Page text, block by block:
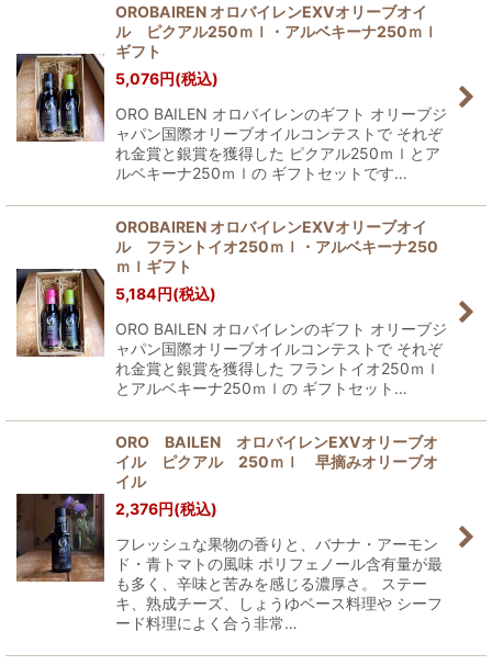
OROBAIREN オロバイレンEXVオリーブオイ
ル ピクアル250ｍｌ・アルベキーナ250ｍｌ
ギフト
5,076円(税込)
ORO BAILEN オロバイレンのギフト オリーブジ
ャパン国際オリーブオイルコンテストで それぞ
れ金賞と銀賞を獲得した ピクアル250ｍｌとア
ルベキーナ250ｍｌの ギフトセットです…
OROBAIREN オロバイレンEXVオリーブオイ
ル フラントイオ250ｍｌ・アルベキーナ250
ｍｌギフト
5,184円(税込)
ORO BAILEN オロバイレンのギフト オリーブジ
ャパン国際オリーブオイルコンテストで それぞ
れ金賞と銀賞を獲得した フラントイオ250ｍｌ
とアルベキーナ250ｍｌの ギフトセット…
ORO BAILEN オロバイレンEXVオリーブオ
イル ピクアル 250ｍｌ 早摘みオリーブオ
イル
2,376円(税込)
フレッシュな果物の香りと、バナナ・アーモン
ド・青トマトの風味 ポリフェノール含有量が最
も多く、辛味と苦みを感じる濃厚さ。 ステー
キ、熟成チーズ、しょうゆベース料理や シーフ
ード料理によく合う非常…